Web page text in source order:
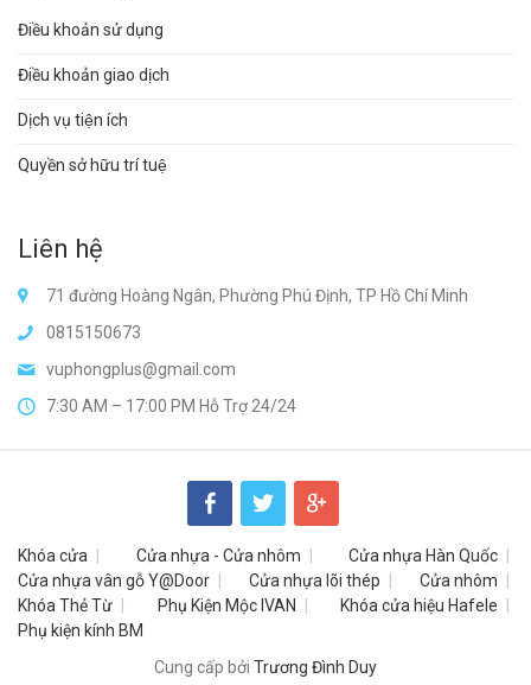
Điều khoản sử dụng
Điều khoản giao dịch
Dịch vụ tiện ích
Quyền sở hữu trí tuệ
Liên hệ
71 đường Hoàng Ngân, Phường Phú Định, TP Hồ Chí Minh
0815150673
vuphongplus@gmail.com
7:30 AM – 17:00 PM Hỗ Trợ 24/24
Khóa cửa Cửa nhựa - Cửa nhôm
Cửa nhựa Hàn Quốc
Cửa nhựa vân gỗ Y@Door
Cửa nhựa lõi thép
Cửa nhôm
Khóa Thẻ Từ
Phụ Kiện Mộc IVAN
Khóa cửa hiệu Hafele
Phụ kiện kính BM
Cung cấp bởi Trương Đình Duy